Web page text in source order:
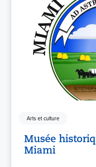
Arts et culture
Musée
Miami